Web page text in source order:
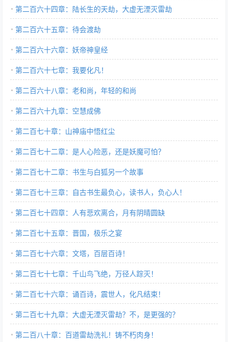
第二百六十四章：陆长生的天劫，大虚无湮灭雷劫
第二百六十五章：待会渡劫
第二百六十六章：妖帝神皇经
第二百六十七章：我要化凡！
第二百六十八章：老和尚，年轻的和尚
第二百六十九章：空慧成佛
第二百七十章：山神庙中悟红尘
第二百七十二章：是人心险恶，还是妖魔可怕？
第二百七十二章：书生与白狐另一个故事
第二百七十三章：自古书生最负心，读书人，负心人！
第二百七十四章：人有悲欢离合，月有阴晴圆缺
第二百七十五章：晋国，极乐之宴
第二百七十六章：文塔，百层百诗！
第二百七十七章：千山鸟飞绝，万径人踪灭！
第二百七十六章：诵百诗，震世人，化凡结束！
第二百七十九章：大虚无湮灭雷劫？不，是更强的？
第二百八十章：百道雷劫洗礼！铸不朽肉身！